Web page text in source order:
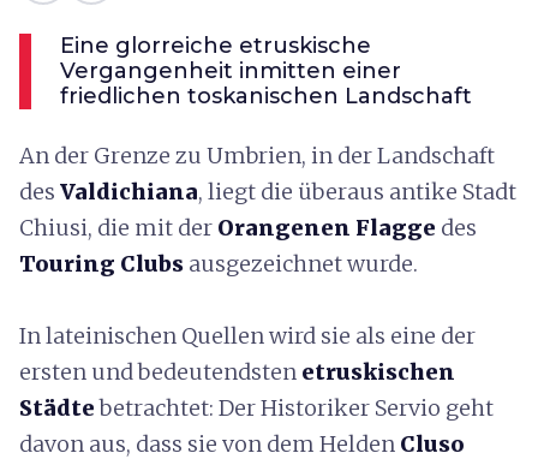
Eine glorreiche etruskische
Vergangenheit inmitten einer
friedlichen toskanischen Landschaft
An der Grenze zu Umbrien, in der Landschaft
des Valdichiana, liegt die überaus antike Stadt
Chiusi, die mit der Orangenen Flagge des
Touring Clubs ausgezeichnet wurde.
In lateinischen Quellen wird sie als eine der
ersten und bedeutendsten etruskischen
Städtebetrachtet: Der Historiker Servio geht
davon aus, dass sie von dem Helden Cluso